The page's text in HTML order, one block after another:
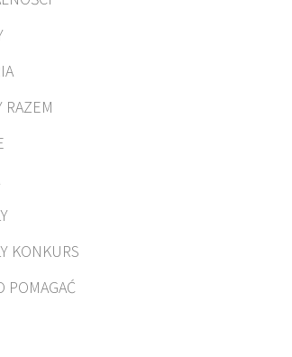
RAZEM
KONKURS
POMAGAĆ